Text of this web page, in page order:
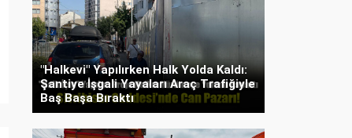
"Halkevi" Yapılırken Halk Yolda Kaldı:
Şantiye İşgali Yayaları Araç Trafiğiyle
Baş Başa Bıraktı